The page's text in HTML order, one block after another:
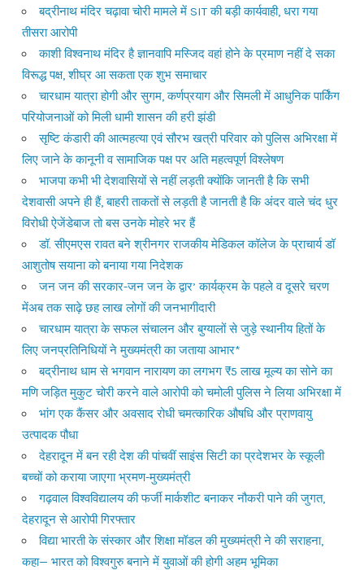
बद्रीनाथ मंदिर चढ़ावा चोरी मामले में SIT की बड़ी कार्यवाही, धरा गया
तीसरा आरोपी
काशी विश्वनाथ मंदिर है ज्ञानवापि मस्जिद वहां होने के प्रमाण नहीं दे सका
विरूद्ध पक्ष, शीघ्र आ सकता एक शुभ समाचार
चारधाम यात्रा होगी और सुगम, कर्णप्रयाग और सिमली में आधुनिक पार्किंग
परियोजनाओं को मिली धामी शासन की हरी झंडी
सृष्टि कंडारी की आत्महत्या एवं सौरभ खत्री परिवार को पुलिस अभिरक्षा में
लिए जाने के कानूनी व सामाजिक पक्ष पर अति महत्वपूर्ण विश्लेषण
भाजपा कभी भी देशवासियों से नहीं लड़ती क्योंकि जानती है कि सभी
देशवासी अपने ही हैं, बाहरी ताकतों से लड़ती है जानती है कि अंदर वाले चंद धुर
विरोधी ऐजेंडेबाज तो बस उनके मोहरे भर हैं
डॉ. सीएमएस रावत बने श्रीनगर राजकीय मेडिकल कॉलेज के प्राचार्य डॉ
आशुतोष सयाना को बनाया गया निदेशक
जन जन की सरकार-जन जन के द्वार’ कार्यक्रम के पहले व दूसरे चरण
मेंअब तक साढ़े छह लाख लोगों की जनभागीदारी
चारधाम यात्रा के सफल संचालन और बुग्यालों से जुड़े स्थानीय हितों के
लिए जनप्रतिनिधियों ने मुख्यमंत्री का जताया आभार*
बद्रीनाथ धाम से भगवान नारायण का लगभग ₹5 लाख मूल्य का सोने का
मणि जड़ित मुकुट चोरी करने वाले आरोपी को चमोली पुलिस ने लिया अभिरक्षा में
भांग एक कैंसर और अवसाद रोधी चमत्कारिक औषधि और प्राणवायु
उत्पादक पौधा
देहरादून में बन रही देश की पांचवीं साइंस सिटी का प्रदेशभर के स्कूली
बच्चों को कराया जाएगा भ्रमण-मुख्यमंत्री
गढ़वाल विश्वविद्यालय की फर्जी मार्कशीट बनाकर नौकरी पाने की जुगत,
देहरादून से आरोपी गिरफ्तार
विद्या भारती के संस्कार और शिक्षा मॉडल की मुख्यमंत्री ने की सराहना,
कहा— भारत को विश्वगुरु बनाने में युवाओं की होगी अहम भूमिका